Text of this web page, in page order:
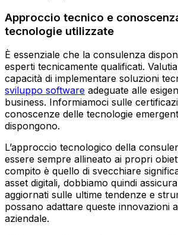
Approccio tecnico e
tecnologie utilizzate
È essenziale che la consulenza
esperti tecnicamente qualificati.
capacità di implementare soluzioni
sviluppo software adeguate alle
business. Informiamoci sulle
conoscenze delle tecnologie
dispongono.
L’approccio tecnologico della
essere sempre allineato ai propri
compito è quello di svecchiare
asset digitali, dobbiamo quindi
aggiornati sulle ultime tendenze e
possano adattare queste innovazioni
aziendale.